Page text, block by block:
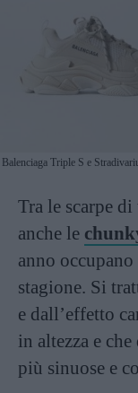
Balenciaga Triple S e
Tra le scarpe
anche le
anno
stagione. Si
e dall’effetto
in altezza e
più sinuose e